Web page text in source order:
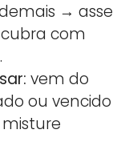
→ asse
cubra com
vem do
ou vencido